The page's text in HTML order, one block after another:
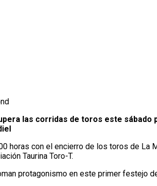
las corridas de toros este sábado
horas con el encierro de los toros de
Taurina Toro-T.
protagonismo en este primer festejo